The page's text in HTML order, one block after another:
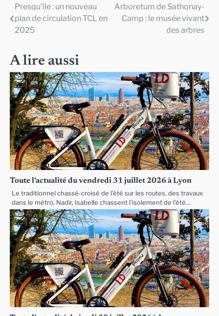
Navigation
de
Presqu’île : un nouveau
plan de circulation TCL en
2025
Arboretum de Sathonay-
Camp : le musée vivant
des arbres
A lire aussi
Toute l’actualité du vendredi 31 juillet 2026 à Lyon
Le traditionnel chassé-croisé de l’été sur les routes, des travaux
dans le métro, Nadir, Isabelle chassent l’isolement de l’été…